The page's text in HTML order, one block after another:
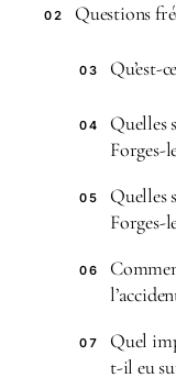
02 Questions
03 Qu’est-
04
Quelles
Forges-
05
Quelles
Forges-
06
07
Quel
t-il eu